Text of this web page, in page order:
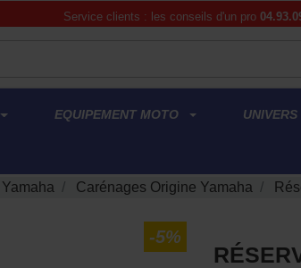
Service clients : les conseils d'un pro
EQUIPEMENT MOTO
Carénages Origine Yamaha
-5%